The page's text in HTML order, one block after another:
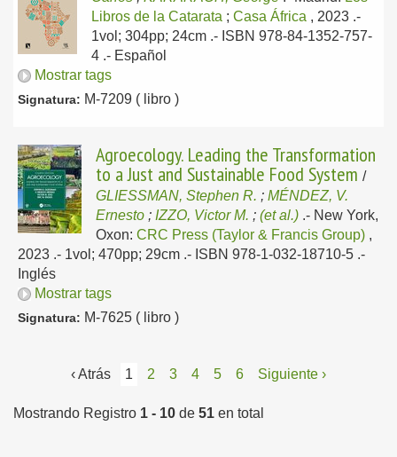
Libros de la Catarata ; Casa África , 2023 .-
1vol; 304pp; 24cm .- ISBN 978-84-1352-757-
4 .- Español
Mostrar tags
Signatura: M-7209 ( libro )
Agroecology. Leading the Transformation
to a Just and Sustainable Food System /
GLIESSMAN, Stephen R. ; MÉNDEZ, V.
Ernesto ; IZZO, Victor M. ; (et al.) .- New York,
Oxon: CRC Press (Taylor & Francis Group) ,
2023 .- 1vol; 470pp; 29cm .- ISBN 978-1-032-18710-5 .-
Inglés
Mostrar tags
Signatura: M-7625 ( libro )
‹ Atrás 1 2 3 4 5 6 Siguiente ›
Mostrando Registro 1 - 10 de 51 en total